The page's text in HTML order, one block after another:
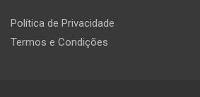
Política de Privacidade
Termos e Condições